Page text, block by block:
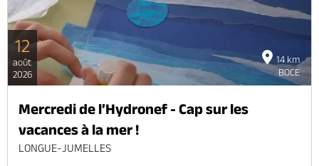
14 km
BOCE
12
août
2026
Mercredi de l’Hydronef - Cap sur les
vacances à la mer !
LONGUE-JUMELLES